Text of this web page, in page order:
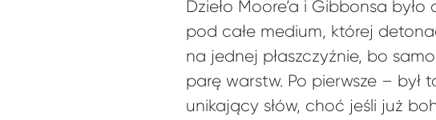
Dzieło Moore’a i Gibbonsa
pod całe medium, której
na jednej płaszczyźnie, bo
parę warstw. Po pierwsze – był
unikający słów, choć jeśli już